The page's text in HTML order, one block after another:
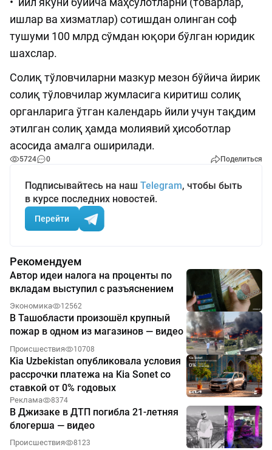
ишлар ва хизматлар) сотишдан олинган соф
тушуми 100 млрд сўмдан юқори бўлган юридик
шахслар.
Солиқ тўловчиларни мазкур мезон бўйича йирик
солиқ тўловчилар жумласига киритиш солиқ
органларига ўтган календарь йили учун тақдим
этилган солиқ ҳамда молиявий ҳисоботлар
асосида амалга оширилади.
5724 0 Поделиться
Подписывайтесь на наш Telegram, чтобы быть
в курсе последних новостей.
Перейти
Рекомендуем
Автор идеи налога на проценты по
вкладам выступил с разъяснением
Экономика 12562
В Ташобласти произошёл крупный
пожар в одном из магазинов — видео
Происшествия 10708
Kia Uzbekistan опубликовала условия
рассрочки платежа на Kia Sonet со
ставкой от 0% годовых
Реклама 8374
В Джизаке в ДТП погибла 21-летняя
блогерша — видео
Происшествия 8123